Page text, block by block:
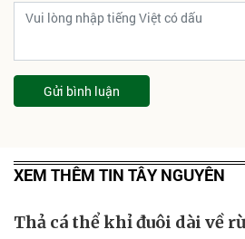
Gửi bình luận
XEM THÊM TIN TÂY NGUYÊN
Thả cá thể khỉ đuôi dài về